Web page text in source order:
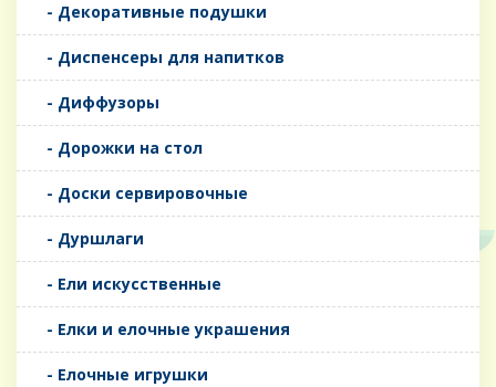
- Декоративные подушки
- Диспенсеры для напитков
- Диффузоры
- Дорожки на стол
- Доски сервировочные
- Дуршлаги
- Ели искусственные
- Елки и елочные украшения
- Елочные игрушки